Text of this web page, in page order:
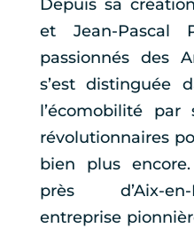
Depuis sa
et Jean-Pascal
passionnés des
s’est distinguée
l’écomobilité
révolutionnaires
bien plus
près d’Aix-
entreprise